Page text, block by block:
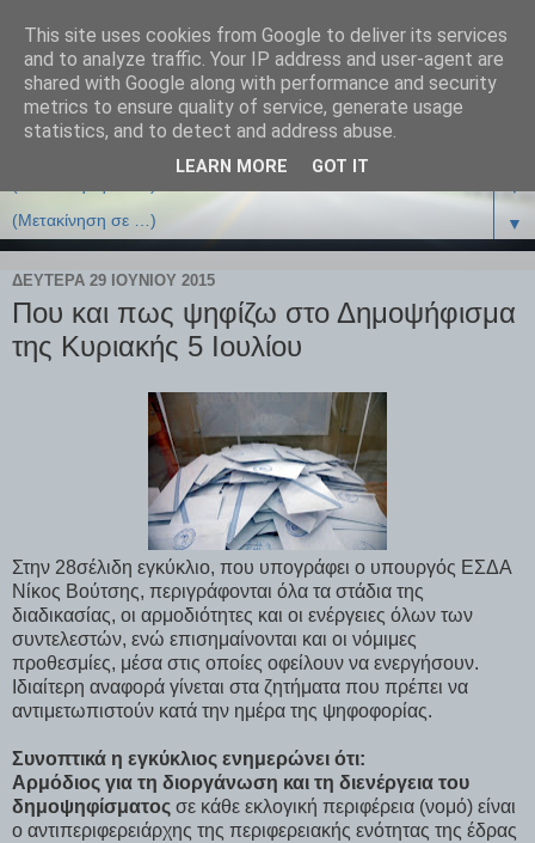
▼
▼
ΔΕΥΤΈΡΑ 29 ΙΟΥΝΊΟΥ 2015
Που και πως ψηφίζω στο Δημοψήφισμα
της Κυριακής 5 Ιουλίου
Στην 28σέλιδη εγκύκλιο, που υπογράφει ο υπουργός ΕΣΔΑ
Νίκος Βούτσης, περιγράφονται όλα τα στάδια της
διαδικασίας, οι αρμοδιότητες και οι ενέργειες όλων των
συντελεστών, ενώ επισημαίνονται και οι νόμιμες
προθεσμίες, μέσα στις οποίες οφείλουν να ενεργήσουν.
Ιδιαίτερη αναφορά γίνεται στα ζητήματα που πρέπει να
αντιμετωπιστούν κατά την ημέρα της ψηφοφορίας.
Συνοπτικά η εγκύκλιος ενημερώνει ότι:
Αρμόδιος για τη διοργάνωση και τη διενέργεια του
δημοψηφίσματος σε κάθε εκλογική περιφέρεια (νομό) είναι
ο αντιπεριφερειάρχης της περιφερειακής ενότητας της έδρας
This site uses cookies from Google to deliver its services
and to analyze traffic. Your IP address and user-agent are
shared with Google along with performance and security
metrics to ensure quality of service, generate usage
statistics, and to detect and address abuse.
LEARN MORE GOT IT